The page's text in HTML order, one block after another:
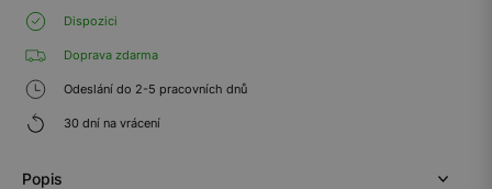
Dispozici
Doprava zdarma
Odeslání do 2-5 pracovních dnů
30 dní na vrácení
Popis